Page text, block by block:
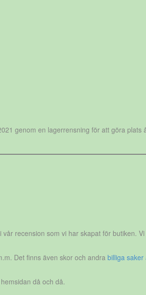
genom en lagerrensning för att göra plats
recension som vi har skapat för butiken.
Det finns även skor och andra billiga saker
då och då.